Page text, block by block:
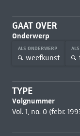
GAAT OVER
Onderwerp
ALS ONDERWERP
weefkunst
TYPE
Volgnummer
Vol. 1, no. 0 (febr.